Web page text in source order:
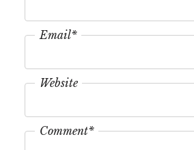
Email*
Website
Comment*